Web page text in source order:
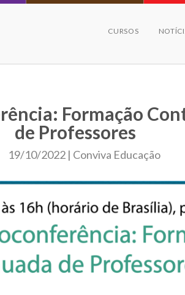
CURSOS
Formação
de Professores
19/10/2022 | Conviva Educação